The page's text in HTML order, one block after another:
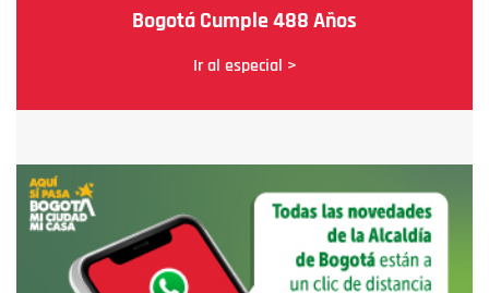
Bogotá Cumple 488 Años
Ir al especial >